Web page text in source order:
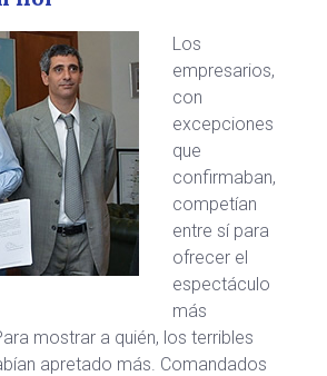
Los
empresarios,
con
excepciones
que
confirmaban,
competían
entre sí para
ofrecer el
espectáculo
más
mostrar a quién, los terribles
apretado más. Comandados